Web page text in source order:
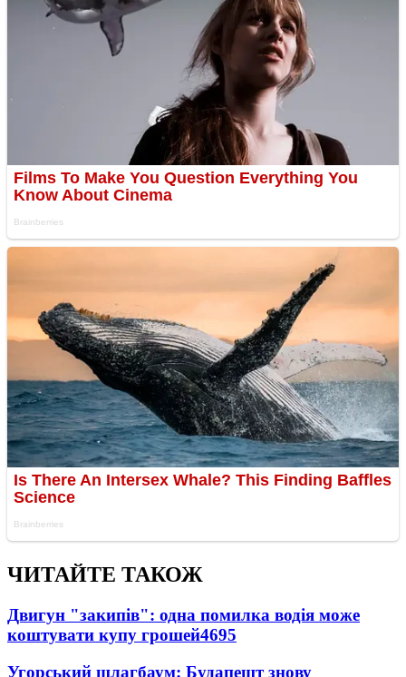
ЧИТАЙТЕ ТАКОЖ
Двигун "закипів": одна помилка водія може
коштувати купу грошей4695
Угорський шлагбаум: Будапешт знову